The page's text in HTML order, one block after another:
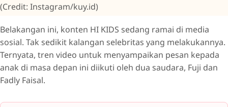
(Credit: Instagram/kuy.id)
Belakangan ini, konten HI KIDS sedang ramai di media
sosial. Tak sedikit kalangan selebritas yang melakukannya.
Ternyata, tren video untuk menyampaikan pesan kepada
anak di masa depan ini diikuti oleh dua saudara, Fuji dan
Fadly Faisal.